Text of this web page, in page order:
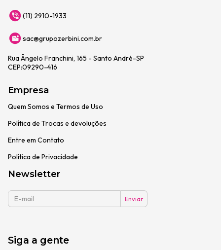
(11) 2910-1933
sac@grupozerbini.com.br
Rua Ângelo Franchini, 165 - Santo André-SP
CEP:09290-416
Empresa
Quem Somos e Termos de Uso
Política de Trocas e devoluções
Entre em Contato
Política de Privacidade
Newsletter
Siga a gente